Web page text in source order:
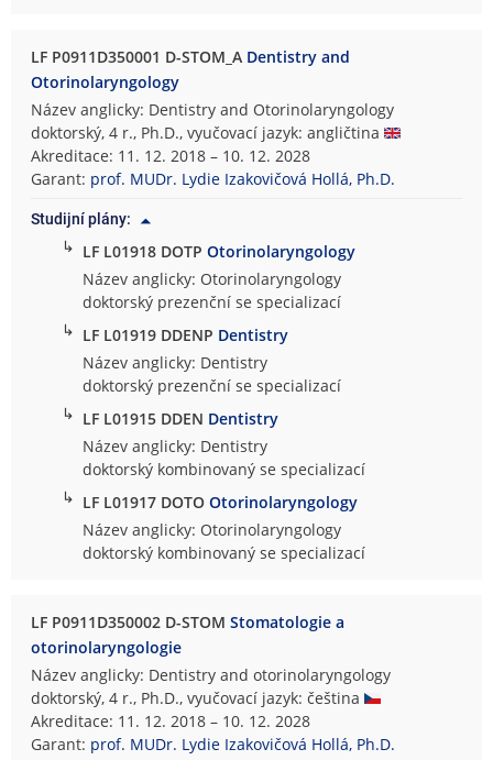
LF P0911D350001 D-STOM_A Dentistry and
Otorinolaryngology
Název anglicky: Dentistry and Otorinolaryngology
doktorský, 4 r., Ph.D., vyučovací jazyk: angličtina
Akreditace: 11. 12. 2018 – 10. 12. 2028
Garant: prof. MUDr. Lydie Izakovičová Hollá, Ph.D.
Studijní plány:
↳ LF L01918 DOTPOtorinolaryngology
Název anglicky: Otorinolaryngology
doktorský prezenční se specializací
↳ LF L01919 DDENP Dentistry
Název anglicky: Dentistry
doktorský prezenční se specializací
↳ LF L01915 DDEN Dentistry
Název anglicky: Dentistry
doktorský kombinovaný se specializací
↳ LF L01917 DOTOOtorinolaryngology
Název anglicky: Otorinolaryngology
doktorský kombinovaný se specializací
LF P0911D350002 D-STOMStomatologie a
otorinolaryngologie
Název anglicky: Dentistry and otorinolaryngology
doktorský, 4 r., Ph.D., vyučovací jazyk: čeština
Akreditace: 11. 12. 2018 – 10. 12. 2028
Garant: prof. MUDr. Lydie Izakovičová Hollá, Ph.D.